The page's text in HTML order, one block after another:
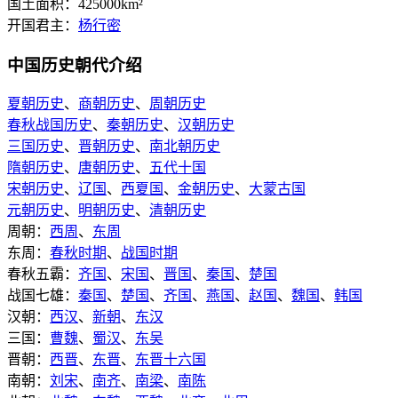
国土面积：425000km²
开国君主： 杨行密
中国历史朝代介绍
夏朝历史、 商朝历史、 周朝历史
春秋战国历史、 秦朝历史、 汉朝历史
三国历史、 晋朝历史、 南北朝历史
隋朝历史、 唐朝历史、
五代十国
宋朝历史、 辽国 、 西夏国 、 金朝历史、 大蒙古国
元朝历史、 明朝历史、 清朝历史
周朝： 西周 、 东周
东周： 春秋时期、 战国时期
春秋五霸： 齐国 、 宋国 、 晋国 、 秦国 、 楚国
战国七雄： 秦国 、 楚国 、 齐国 、 燕国 、 赵国 、 魏国 、 韩国
汉朝： 西汉、 新朝、 东汉
三国： 曹魏、 蜀汉、 东吴
晋朝： 西晋、 东晋、 东晋十六国
南朝： 刘宋、 南齐、 南梁、 南陈